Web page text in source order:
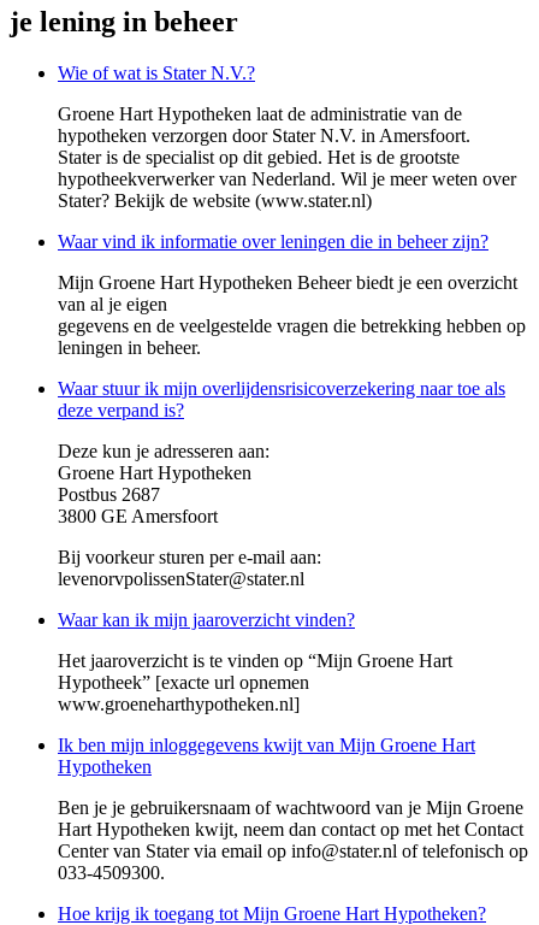
je lening in beheer
Wie of wat is Stater N.V.?
Groene Hart Hypotheken laat de administratie van de
hypotheken verzorgen door Stater N.V. in Amersfoort.
Stater is de specialist op dit gebied. Het is de grootste
hypotheekverwerker van Nederland. Wil je meer weten over
Stater? Bekijk de website (www.stater.nl)
Waar vind ik informatie over leningen die in beheer zijn?
Mijn Groene Hart Hypotheken Beheer biedt je een overzicht
van al je eigen
gegevens en de veelgestelde vragen die betrekking hebben op
leningen in beheer.
Waar stuur ik mijn overlijdensrisicoverzekering naar toe als
deze verpand is?
Deze kun je adresseren aan:
Groene Hart Hypotheken
Postbus 2687
3800 GE Amersfoort
Bij voorkeur sturen per e-mail aan:
levenorvpolissenStater@stater.nl
Waar kan ik mijn jaaroverzicht vinden?
Het jaaroverzicht is te vinden op “Mijn Groene Hart
Hypotheek” [exacte url opnemen
www.groeneharthypotheken.nl]
Ik ben mijn inloggegevens kwijt van Mijn Groene Hart
Hypotheken
Ben je je gebruikersnaam of wachtwoord van je Mijn Groene
Hart Hypotheken kwijt, neem dan contact op met het Contact
Center van Stater via email op info@stater.nl of telefonisch op
033-4509300.
Hoe krijg ik toegang tot Mijn Groene Hart Hypotheken?